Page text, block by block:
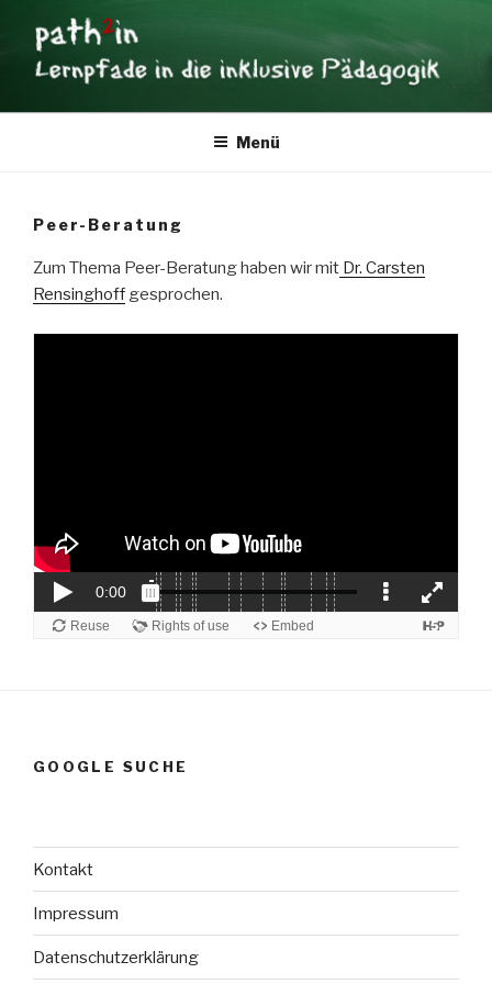
Inhalt
springen
PATH2IN
Menü
Peer-Beratung
Zum Thema Peer-Beratung haben wir mit Dr. Carsten
Rensinghoff gesprochen.
GOOGLE SUCHE
Kontakt
Impressum
Datenschutzerklärung